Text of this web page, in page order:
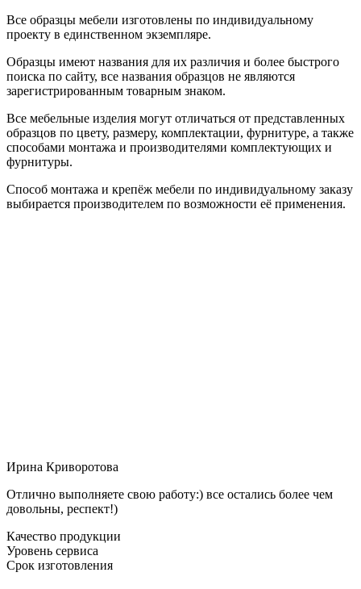
Все образцы мебели изготовлены по индивидуальному
проекту в единственном экземпляре.
Образцы имеют названия для их различия и более быстрого
поиска по сайту, все названия образцов не являются
зарегистрированным товарным знаком.
Все мебельные изделия могут отличаться от представленных
образцов по цвету, размеру, комплектации, фурнитуре, а также
способами монтажа и производителями комплектующих и
фурнитуры.
Способ монтажа и крепёж мебели по индивидуальному заказу
выбирается производителем по возможности её применения.
Ирина Криворотова
Отлично выполняете свою работу:) все остались более чем
довольны, респект!)
Качество продукции
Уровень сервиса
Срок изготовления